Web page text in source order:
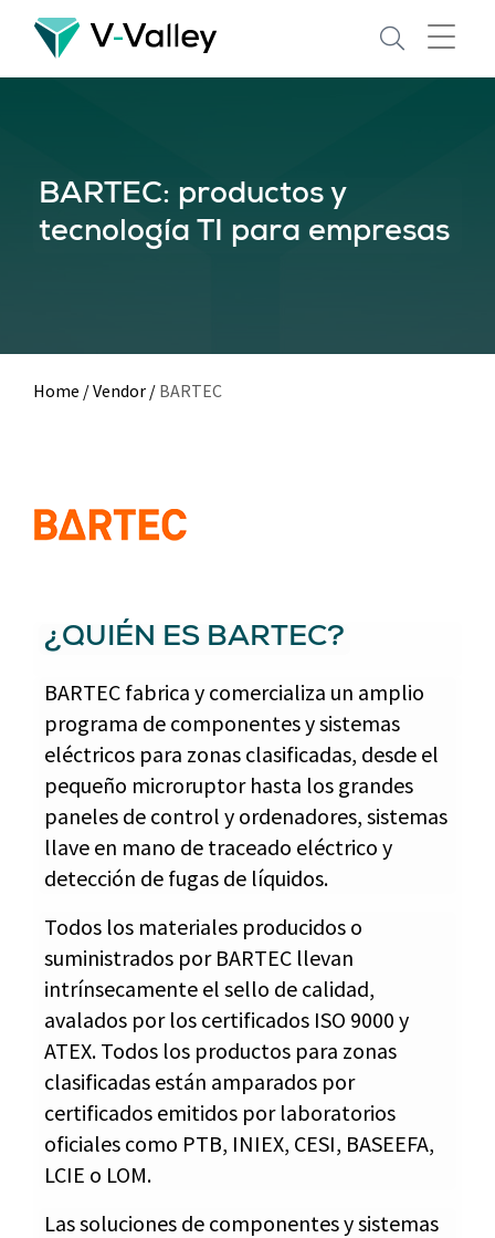
Skip
main
BARTEC: productos y
tecnología TI para empresas
Home /Vendor / BARTEC
¿QUIÉN ES BARTEC?
BARTEC fabrica y comercializa un amplio
programa de componentes y sistemas
eléctricos para zonas clasificadas, desde el
pequeño microruptor hasta los grandes
paneles de control y ordenadores, sistemas
llave en mano de traceado eléctrico y
detección de fugas de líquidos.
Todos los materiales producidos o
suministrados por BARTEC llevan
intrínsecamente el sello de calidad,
avalados por los certificados ISO 9000 y
ATEX. Todos los productos para zonas
clasificadas están amparados por
certificados emitidos por laboratorios
oficiales como PTB, INIEX, CESI, BASEEFA,
LCIE o LOM.
Las soluciones de componentes y sistemas